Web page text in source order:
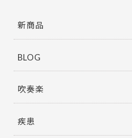
新商品
BLOG
吹奏楽
疾患